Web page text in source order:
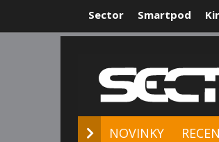
Sector Smartpod
NOVINKY